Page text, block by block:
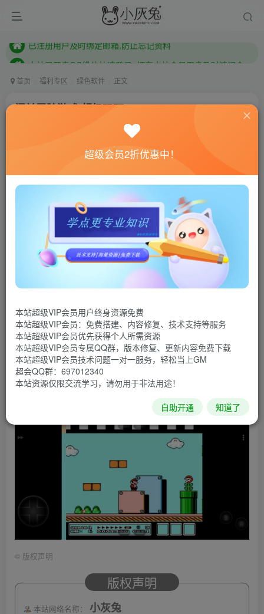
本站已开启QQ微信快速登录 ,拥有本站会员用户及时请问个人中心绑定！
首页 福利专区 绿色软件 正文
闯关冒险游戏 超级玛丽3
联网教程： 内附教程
单机教程： 内附教程
不懂的话联系客服！！！
超级玛丽3一款生草的闯关冒险游戏。玩出各种骚操作令
人心血澎湃各种卧艹是不是也想来挑战一下，超级玛丽安卓
版是一款经典移植游戏，快来挑战吧。
游戏截图
© 版权声明
版权声明
本站网络名称： 小灰兔
超级会员2折优惠中！
本站超级VIP会员用户终身资源免费
本站超级VIP会员：免费搭建、内容修复、技术支持等服务
本站超级VIP会员优先获得个人所需资源
本站超级VIP会员专属QQ群，版本修复、更新内容免费下载
本站超级VIP会员技术问题一对一服务，轻松当上GM
超会QQ群：697012340
本站资源仅限交流学习，请勿用于非法用途！
自助开通 知道了